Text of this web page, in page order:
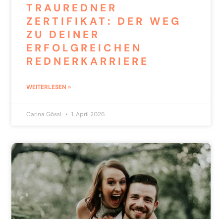
TRAUREDNER
ZERTIFIKAT: DER WEG
ZU DEINER
ERFOLGREICHEN
REDNERKARRIERE
WEITERLESEN »
Carina Gössl 1. April 2026